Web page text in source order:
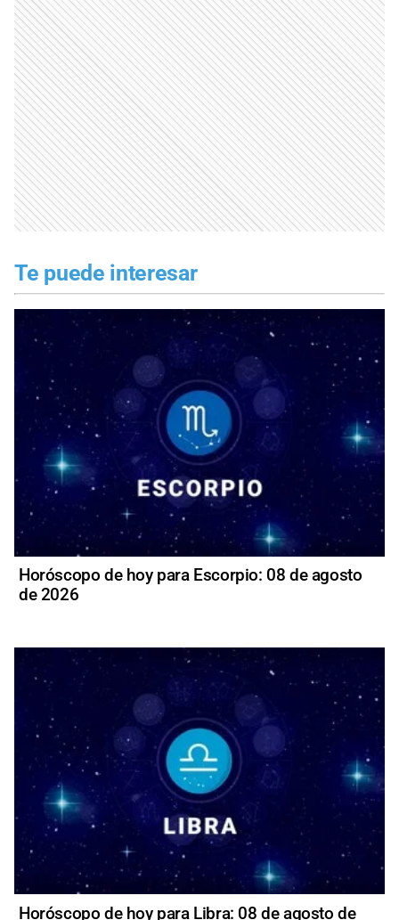
Te puede interesar
Horóscopo de hoy para Escorpio: 08 de agosto
de 2026
Horóscopo de hoy para Libra: 08 de agosto de